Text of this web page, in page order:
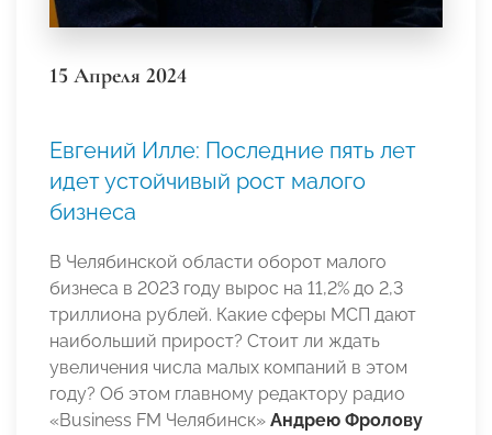
15 Апреля 2024
Евгений Илле: Последние пять лет
идет устойчивый рост малого
бизнеса
В Челябинской области оборот малого
бизнеса в 2023 году вырос на 11,2% до 2,3
триллиона рублей. Какие сферы МСП дают
наибольший прирост? Стоит ли ждать
увеличения числа малых компаний в этом
году? Об этом главному редактору радио
«Business FM Челябинск» Андрею Фролову